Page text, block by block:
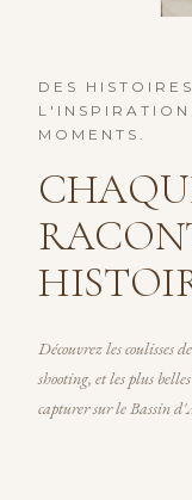
DES
MOMENTS.
Découvrez les coulisses
shooting, et les plus
capturer sur le Bassin